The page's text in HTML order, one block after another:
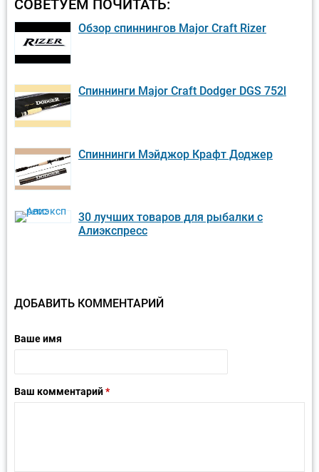
СОВЕТУЕМ ПОЧИТАТЬ:
Обзор спиннингов Major Craft Rizer
Спиннинги Major Craft Dodger DGS 752l
Спиннинги Мэйджор Крафт Доджер
30 лучших товаров для рыбалки с
Алиэкспресс
ДОБАВИТЬ КОММЕНТАРИЙ
Ваше имя
Ваш комментарий*